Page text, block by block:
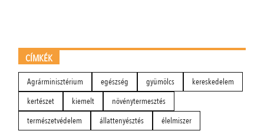
CÍMKÉK
Agrárminisztérium egészség gyümölcs
kereskedelem
kertészet
kiemelt
növénytermesztés
természetvédelem
állattenyésztés élelmiszer